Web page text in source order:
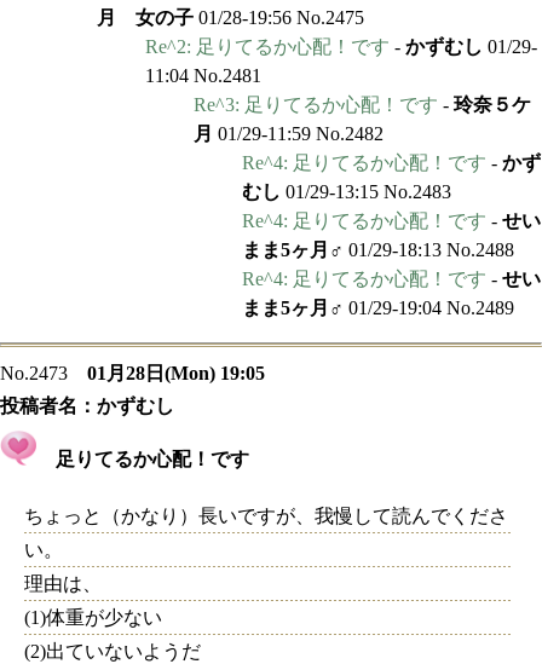
月 女の子 01/28-19:56 No.2475
Re^2: 足りてるか心配！です - かずむし 01/29-
11:04 No.2481
Re^3: 足りてるか心配！です - 玲奈５ケ
月 01/29-11:59 No.2482
Re^4: 足りてるか心配！です - かず
むし 01/29-13:15 No.2483
Re^4: 足りてるか心配！です - せい
まま5ヶ月♂ 01/29-18:13 No.2488
Re^4: 足りてるか心配！です - せい
まま5ヶ月♂ 01/29-19:04 No.2489
No.2473
01月28日(Mon) 19:05
投稿者名： かずむし
足りてるか心配！です
ちょっと（かなり）長いですが、我慢して読んでくださ
い。
理由は、
(1)体重が少ない
(2)出ていないようだ